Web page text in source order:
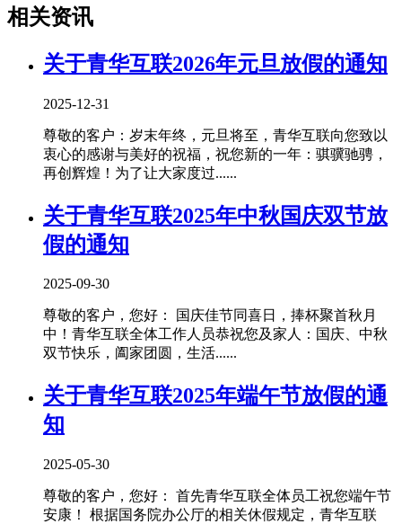
相关资讯
关于青华互联2026年元旦放假的通知
2025-12-31
尊敬的客户：岁末年终，元旦将至，青华互联向您致以
衷心的感谢与美好的祝福，祝您新的一年：骐骥驰骋，
再创辉煌！为了让大家度过......
关于青华互联2025年中秋国庆双节放
假的通知
2025-09-30
尊敬的客户，您好： 国庆佳节同喜日，捧杯聚首秋月
中！青华互联全体工作人员恭祝您及家人：国庆、中秋
双节快乐，阖家团圆，生活......
关于青华互联2025年端午节放假的通
知
2025-05-30
尊敬的客户，您好： 首先青华互联全体员工祝您端午节
安康！ 根据国务院办公厅的相关休假规定，青华互联